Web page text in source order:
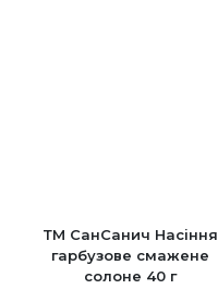
ТМ СанСанич Насіння
гарбузове смажене
солоне 40 г